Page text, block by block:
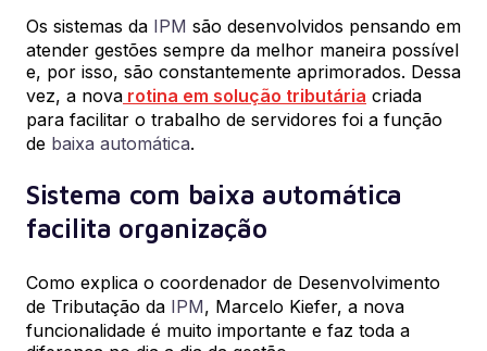
Os sistemas da IPM são desenvolvidos pensando em
atender gestões sempre da melhor maneira possível
e, por isso, são constantemente aprimorados. Dessa
vez, a nova rotina em solução tributária criada
para facilitar o trabalho de servidores foi a função
de baixa automática.
Sistema com baixa automática
facilita organização
Como explica o coordenador de Desenvolvimento
de Tributação da IPM, Marcelo Kiefer, a nova
funcionalidade é muito importante e faz toda a